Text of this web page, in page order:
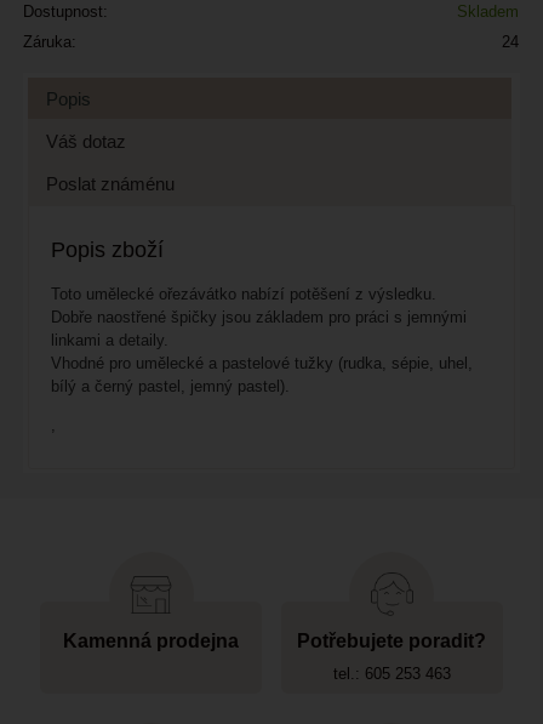
Dostupnost:
Skladem
Záruka:
24
Popis
Váš dotaz
Poslat známénu
Popis zboží
Toto umělecké ořezávátko nabízí potěšení z výsledku.
Dobře naostřené špičky jsou základem pro práci s jemnými
linkami a detaily.
Vhodné pro umělecké a pastelové tužky (rudka, sépie, uhel,
bílý a černý pastel, jemný pastel).
,
Kamenná prodejna Potřebujete poradit?
tel.: 605 253 463